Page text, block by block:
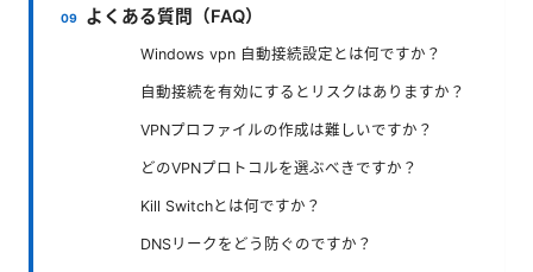
よくある質問（FAQ）
Windows vpn 自動接続設定とは何ですか？
自動接続を有効にするとリスクはありますか？
VPNプロファイルの作成は難しいですか？
どのVPNプロトコルを選ぶべきですか？
Kill Switchとは何ですか？
DNSリークをどう防ぐのですか？